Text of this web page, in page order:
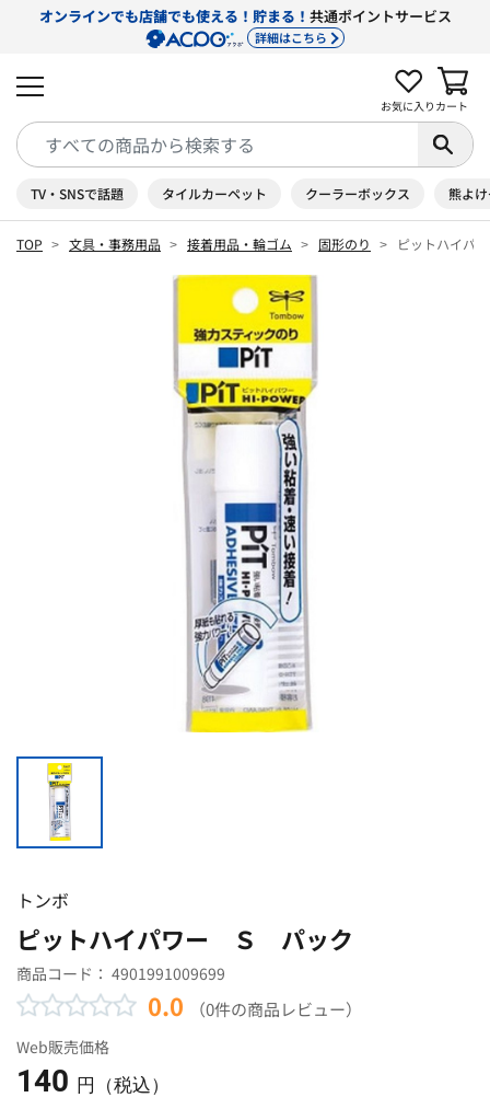
オンラインでも店舗でも使える！貯まる！ 共通ポイントサービス
詳細はこちら
お気に入り カート
TV・SNSで話題 タイルカーペット クーラーボックス 熊よ
TOP 文具・事務用品 接着用品・輪ゴム 固形のり ピットハイ
トンボ
ピットハイパワー Ｓ パック
商品コード： 4901991009699
0.0 （0件の商品レビュー）
Web販売価格
140 円（税込）